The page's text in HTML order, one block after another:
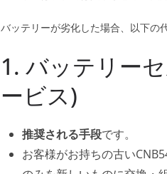
バッテリーが劣化した場合、以下の
1. バッテリー
ービス)
推奨される手段です。
お客様がお持ちの古い